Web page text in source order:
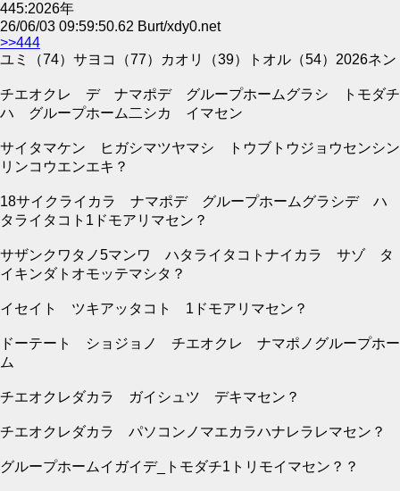
445:2026年
26/06/03 09:59:50.62 Burt/xdy0.net
>>444
ユミ（74）サヨコ（77）カオリ（39）トオル（54）2026ネン
チエオクレ デ ナマポデ グループホームグラシ トモダチ
ハ グループホーム二シカ イマセン
サイタマケン ヒガシマツヤマシ トウブトウジョウセンシン
リンコウエンエキ？
18サイクライカラ ナマポデ グループホームグラシデ ハ
タライタコト1ドモアリマセン？
サザンクワタノ5マンワ ハタライタコトナイカラ サゾ タ
イキンダトオモッテマシタ？
イセイト ツキアッタコト 1ドモアリマセン？
ドーテート ショジョノ チエオクレ ナマポノグループホー
ム
チエオクレダカラ ガイシュツ デキマセン？
チエオクレダカラ パソコンノマエカラハナレラレマセン？
グループホームイガイデ_トモダチ1トリモイマセン？？